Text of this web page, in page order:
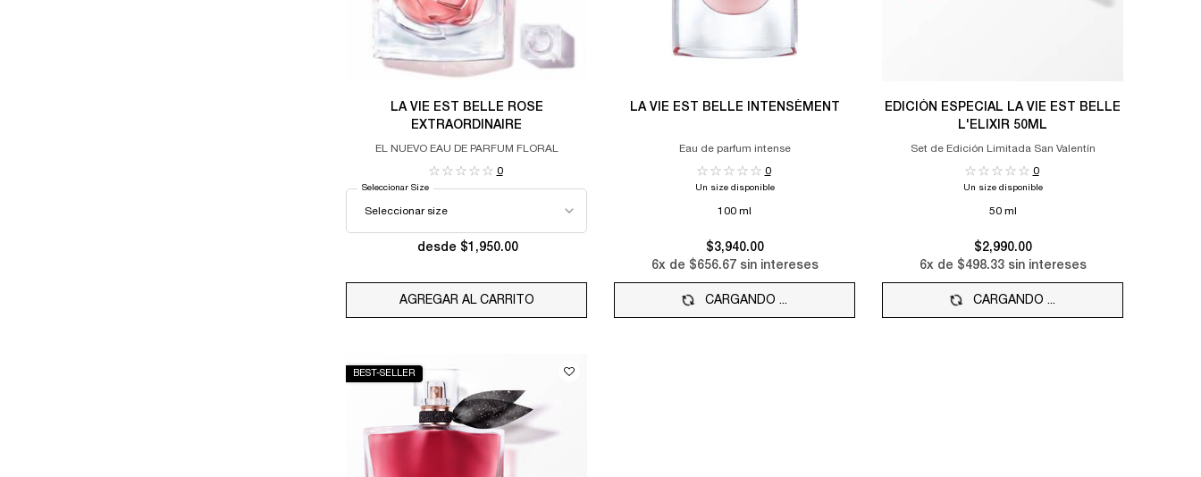
LA VIE EST BELLE ROSE
EXTRAORDINAIRE
EL NUEVO EAU DE PARFUM FLORAL
0
Seleccionar Size
desde $1,950.00
AGREGAR AL CARRITO LA VIE EST BELLE ROSE EXTRAORDINAIRE
LA VIE EST BELLE INTENSÉMENT
Eau de parfum intense
0
Un size disponible
100 ml
$3,940.00
6x de $656.67sin intereses
CARGANDO ...
EDICIÓN ESPECIAL LA VIE EST BELLE
L'ELIXIR 50ML
Set de Edición Limitada San Valentín
0
Un size disponible
50 ml
$2,990.00
6x de $498.33sin intereses
CARGANDO ...
BEST-SELLER